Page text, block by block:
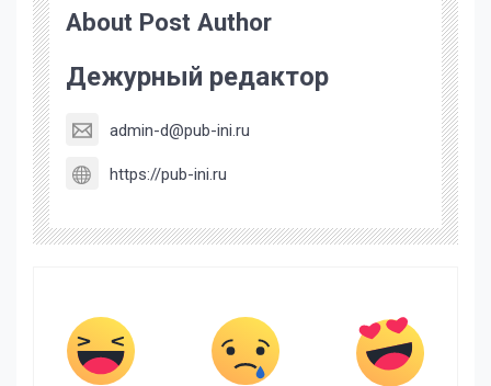
About Post Author
Дежурный редактор
admin-d@pub-ini.ru
https://pub-ini.ru